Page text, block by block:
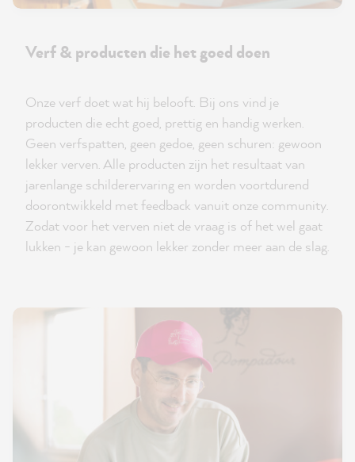
Verf & producten die het goed doen
Onze verf doet wat hij belooft. Bij ons vind je
producten die echt goed, prettig en handig werken.
Geen verfspatten, geen gedoe, geen schuren: gewoon
lekker verven. Alle producten zijn het resultaat van
jarenlange schilderervaring en worden voortdurend
doorontwikkeld met feedback vanuit onze community.
Zodat voor het verven niet de vraag is of het wel gaat
lukken - je kan gewoon lekker zonder meer aan de slag.